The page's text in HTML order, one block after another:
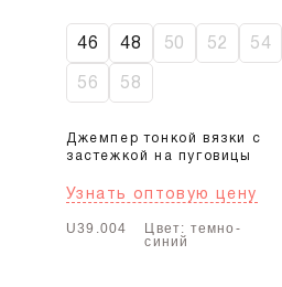
46 48 50 52 54
56 58
Джемпер тонкой вязки с
застежкой на пуговицы
Узнать оптовую цену
U39.004
Цвет: темно-
синий